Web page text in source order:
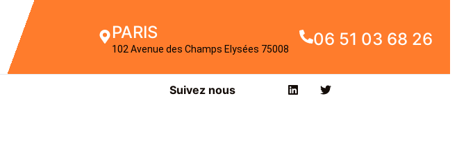
PARIS
102 Avenue des Champs Elysées 75008 06 51 03 68 26
Suivez nous